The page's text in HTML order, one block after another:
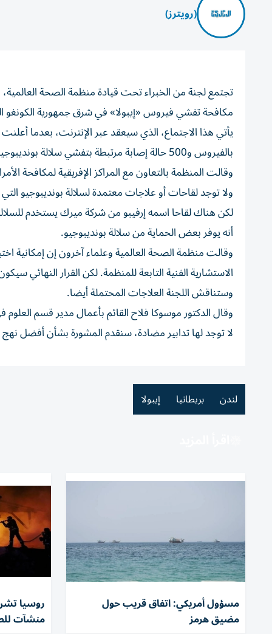
(رويترز)
تجتمع لجنة من الخبراء تحت قيادة منظمة الصحة
مكافحة ⁠تفشي فيروس «إيبولا» في شرق ‌جمهورية الكونغو
بالفيروس و500 حالة إصابة مرتبطة ⁠بتفشي سلالة بونديبوجيو من فيروس إيبولا.
وقالت المنظمة بالتعاون مع المراكز الإفريقية لمكافحة
ولا توجد لقاحات أو علاجات معتمدة لسلالة بونديبوجيو التي ​تصل
لكن ‌هناك لقاحا اسمه إرفيبو من شركة ميرك يستخدم
أنه يوفر بعض الحماية من سلالة بونديبوجيو.
وقالت منظمة الصحة العالمية وعلماء آخرون إن ​إمكانية
الاستشارية الفنية التابعة للمنظمة. لكن القرار النهائي
وستناقش اللجنة العلاجات ⁠المحتملة أيضا.
وقال الدكتور موسوكا فلاح القائم ‌بأعمال مدير قسم
⁠لا توجد لها تدابير مضادة، سنقدم ​المشورة بشأن أفضل نهج
لندن بريطانيا إيبولا
مسؤول أمريكي: اتفاق قريب حول
مضيق هرمز منشآت